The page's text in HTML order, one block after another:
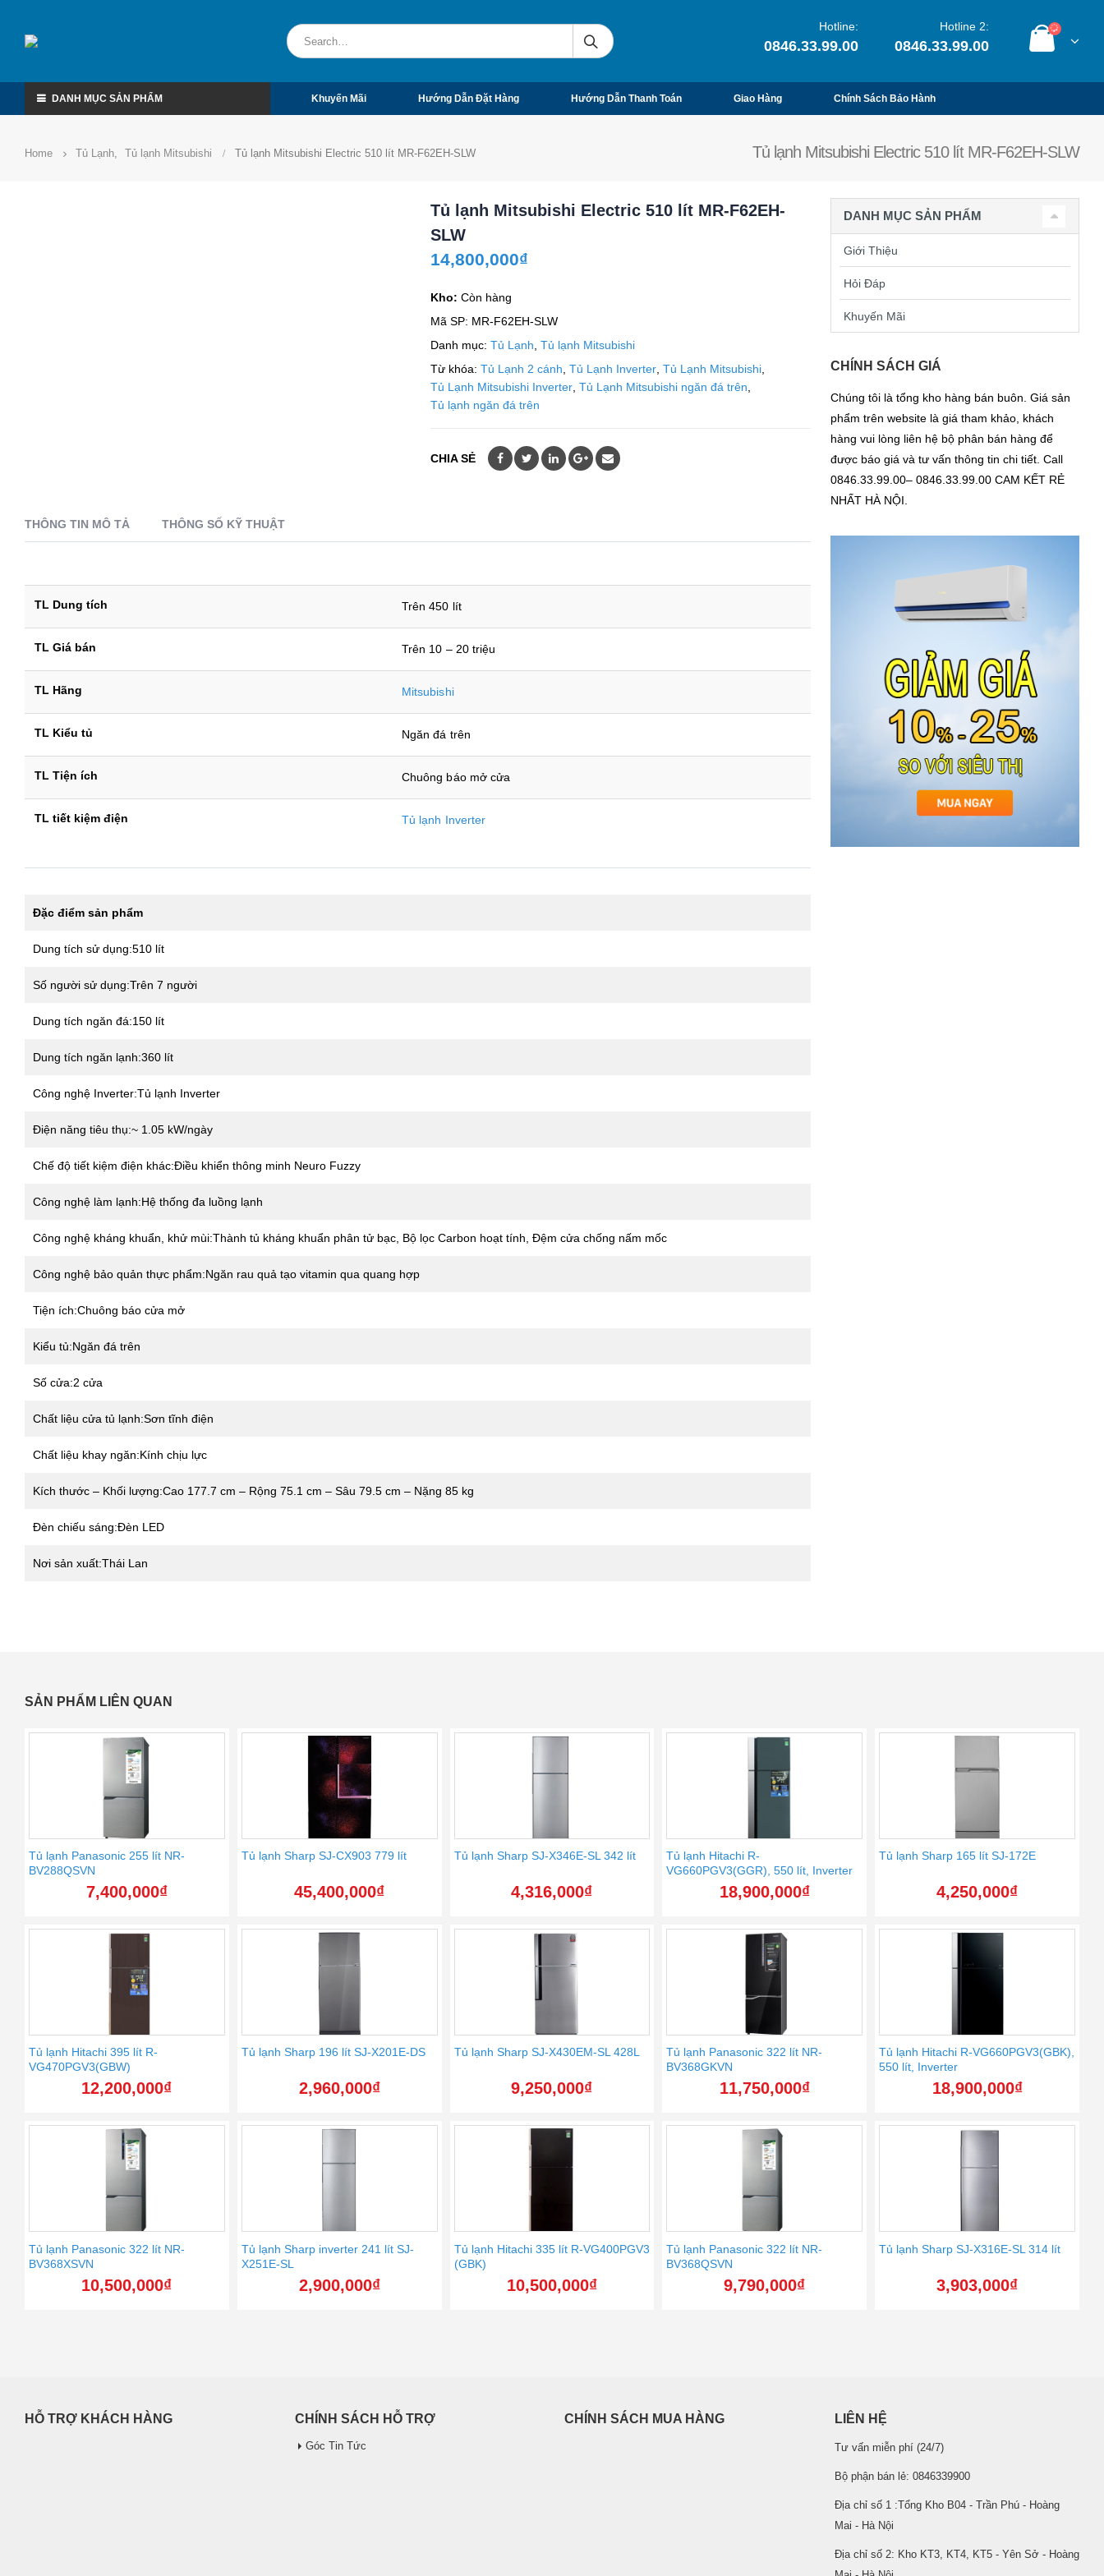
Hotline:
0846.33.99.00
Hotline 2:
0846.33.99.00
DANH MỤC SẢN PHẨM Khuyến Mãi Hướng Dẫn Đặt Hàng Hướng Dẫn Thanh Toán Giao Hàng Chính Sách Bảo Hành
Tủ lạnh Mitsubishi Electric 510 lít MR-F62EH-SLW
Home Tủ Lạnh, Tủ lạnh Mitsubishi Tủ lạnh Mitsubishi Electric 510 lít MR-F62EH-SLW
Tủ lạnh Mitsubishi Electric 510 lít MR-F62EH-
SLW
14,800,000₫
Kho: Còn hàng
Mã SP: MR-F62EH-SLW
Danh mục: Tủ Lạnh Tủ lạnh Mitsubishi
Từ khóa: Tủ Lạnh 2 cánh Tủ Lạnh Inverter, Tủ Lạnh Mitsubishi,
Tủ Lạnh Mitsubishi Inverter, Tủ Lạnh Mitsubishi ngăn đá trên
Tủ lạnh ngăn đá trên
CHIA SẺ
THÔNG TIN MÔ TẢ THÔNG SỐ KỸ THUẬT
TL Dung tích Trên 450 lít
TL Giá bán Trên 10 – 20 triệu
TL Hãng Mitsubishi
TL Kiểu tủ Ngăn đá trên
TL Tiện ích Chuông báo mở cửa
TL tiết kiệm điện Tủ lạnh Inverter
Đặc điểm sản phẩm
Dung tích sử dụng:510 lít
Số người sử dụng:Trên 7 người
Dung tích ngăn đá:150 lít
Dung tích ngăn lạnh:360 lít
Công nghệ Inverter:Tủ lạnh Inverter
Điện năng tiêu thụ:~ 1.05 kW/ngày
Chế độ tiết kiệm điện khác:Điều khiển thông minh Neuro Fuzzy
Công nghệ làm lạnh:Hệ thống đa luồng lạnh
Công nghệ kháng khuẩn, khử mùi:Thành tủ kháng khuẩn phân tử bạc, Bộ lọc Carbon hoạt tính, Đệm cửa chống nấm mốc
Công nghệ bảo quản thực phẩm:Ngăn rau quả tạo vitamin qua quang hợp
Tiện ích:Chuông báo cửa mở
Kiểu tủ:Ngăn đá trên
Số cửa:2 cửa
Chất liệu cửa tủ lạnh:Sơn tĩnh điện
Chất liệu khay ngăn:Kính chịu lực
Kích thước – Khối lượng:Cao 177.7 cm – Rộng 75.1 cm – Sâu 79.5 cm – Nặng 85 kg
Đèn chiếu sáng:Đèn LED
Nơi sản xuất:Thái Lan
DANH MỤC SẢN PHẨM
Giới Thiệu
Hỏi Đáp
Khuyến Mãi
CHÍNH SÁCH GIÁ
Chúng tôi là tổng kho hàng bán buôn. Giá sản
phẩm trên website là giá tham khảo, khách
hàng vui lòng liên hệ bộ phân bán hàng để
được báo giá và tư vấn thông tin chi tiết. Call
0846.33.99.00– 0846.33.99.00 CAM KẾT RẺ
NHẤT HÀ NỘI.
SẢN PHẨM LIÊN QUAN
Tủ lạnh Panasonic 255 lít NR-
BV288QSVN
7,400,000₫
Tủ lạnh Sharp SJ-CX903 779 lít
45,400,000₫
Tủ lạnh Sharp SJ-X346E-SL 342 lít
4,316,000₫
Tủ lạnh Hitachi R-
VG660PGV3(GGR), 550 lít, Inverter
18,900,000₫
Tủ lạnh Sharp 165 lít SJ-172E
4,250,000₫
Tủ lạnh Hitachi 395 lít R-
VG470PGV3(GBW)
12,200,000₫
Tủ lạnh Sharp 196 lít SJ-X201E-DS
2,960,000₫
Tủ lạnh Sharp SJ-X430EM-SL 428L
9,250,000₫
Tủ lạnh Panasonic 322 lít NR-
BV368GKVN
11,750,000₫
Tủ lạnh Hitachi R-VG660PGV3(GBK),
550 lít, Inverter
18,900,000₫
Tủ lạnh Panasonic 322 lít NR-
BV368XSVN
10,500,000₫
Tủ lạnh Sharp inverter 241 lít SJ-
X251E-SL
2,900,000₫
Tủ lạnh Hitachi 335 lít R-VG400PGV3
(GBK)
10,500,000₫
Tủ lạnh Panasonic 322 lít NR-
BV368QSVN
9,790,000₫
Tủ lạnh Sharp SJ-X316E-SL 314 lít
3,903,000₫
HỖ TRỢ KHÁCH HÀNG CHÍNH SÁCH HỖ TRỢ
Góc Tin Tức
CHÍNH SÁCH MUA HÀNG LIÊN HỆ
Tư vấn miễn phí (24/7)
Bộ phận bán lẻ: 0846339900
Địa chỉ số 1 :Tổng Kho B04 - Trần Phú - Hoàng
Mai - Hà Nội
Địa chỉ số 2: Kho KT3, KT4, KT5 - Yên Sở - Hoàng